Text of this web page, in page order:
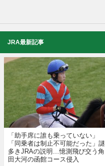
JRA最新記事
「助手席に誰も乗っていない」
「同乗者は制止不可能だった」謎
多きJRAの説明…憶測飛び交う角
田大河の函館コース侵入